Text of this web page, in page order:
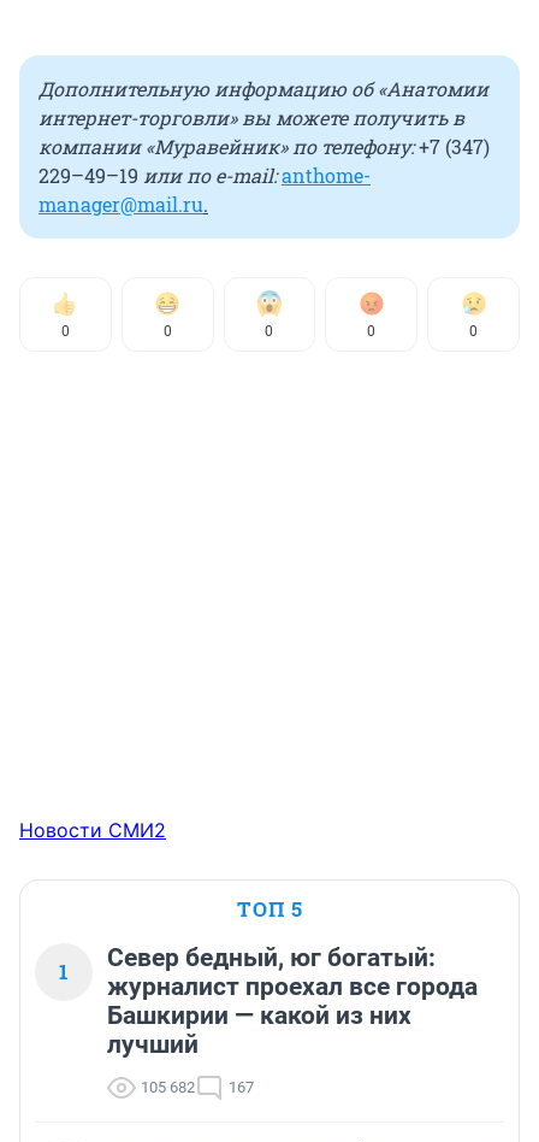
Дополнительную информацию об «Анатомии
интернет-торговли» вы можете получить в
компании «Муравейник» по телефону:+7 (347)
229–49–19 или по e-mail:anthome-
manager@mail.ru.
0 0 0 0 0
Новости СМИ2
ТОП 5
1
Север бедный, юг богатый:
журналист проехал все города
Башкирии — какой из них
лучший
105 682 167